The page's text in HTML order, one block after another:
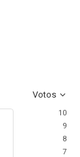
Votos
10
9
8
7